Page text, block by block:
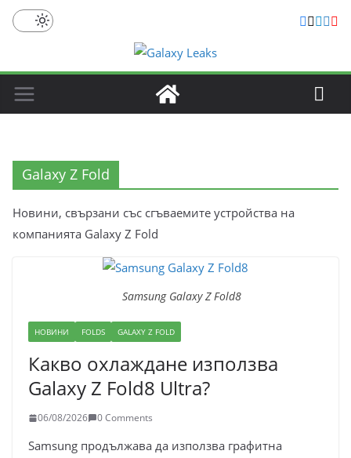
Skip
Galaxy Z Fold
Новини, свързани със сгъваемите устройства на
компанията Galaxy Z Fold
Samsung Galaxy Z Fold8
НОВИНИ FOLDS GALAXY Z FOLD
Какво охлаждане използва
Galaxy Z Fold8 Ultra?
06/08/2026 0 Comments
Samsung продължава да използва графитна